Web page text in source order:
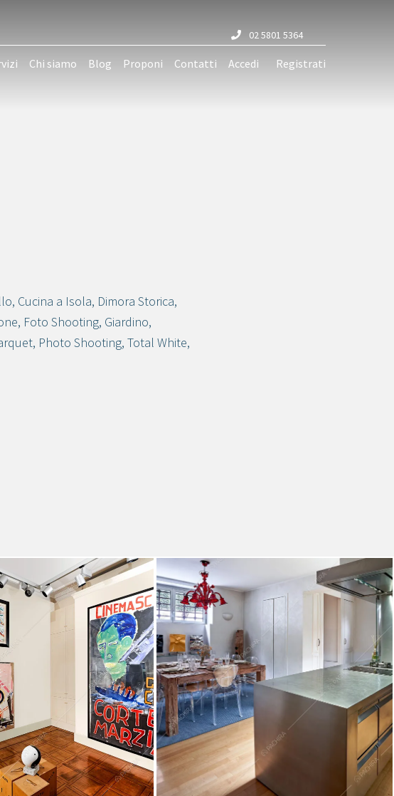
02 5801 5364
Chi siamo Blog Proponi Contatti Accedi Registrati
, Cucina a Isola, Dimora Storica,
, Foto Shooting, Giardino,
, Photo Shooting, Total White,